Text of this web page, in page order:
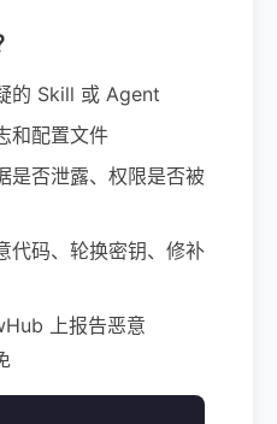
的 Skill 或 Agent
和配置文件
是否泄露、权限是否被
代码、轮换密钥、修补
上报告恶意